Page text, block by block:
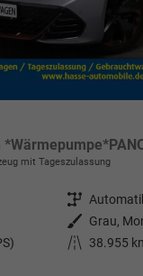
mit Tageszulassung
Getriebe
Außenfarbe
Grau,
Kilometerstand
38.955